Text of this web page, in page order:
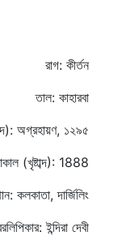
রাগ: কীর্তন
তাল: কাহারবা
অগ্রহায়ণ, ১২৯৫
(খৃষ্টাব্দ): 1888
কলকাতা, দার্জিলিং
ইন্দিরা দেবী